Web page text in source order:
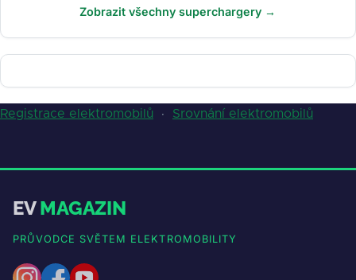
Zobrazit všechny superchargery →
Registrace elektromobilů · Srovnání elektromobilů
EVMAGAZIN
PRŮVODCE SVĚTEM ELEKTROMOBILITY